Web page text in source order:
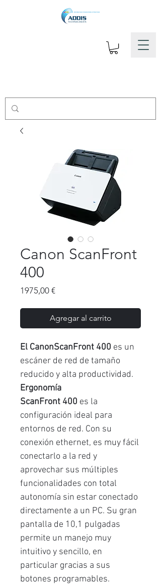
Canon ScanFront
400
1975,00 €Precio
Agregar al carrito
El CanonScanFront 400 es un
escáner de red de tamaño
reducido y alta productividad.
Ergonomía
ScanFront 400 es la
configuración ideal para
entornos de red. Con su
conexión ethernet, es muy fácil
conectarlo a la red y
aprovechar sus múltiples
funcionalidades con total
autonomía sin estar conectado
directamente a un PC. Su gran
pantalla de 10,1 pulgadas
permite un manejo muy
intuitivo y sencillo, en
particular gracias a sus
botones programables.